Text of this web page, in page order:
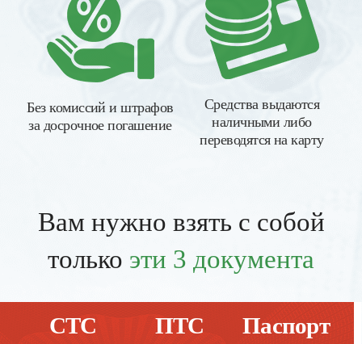
Без комиссий и штрафов
за досрочное погашение
Средства выдаются
наличными либо
переводятся на карту
Вам нужно взять с собой
только эти 3 документа
СТС ПТС Паспорт